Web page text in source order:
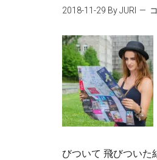
2018-11-29 By JURI
びついて 飛びつい